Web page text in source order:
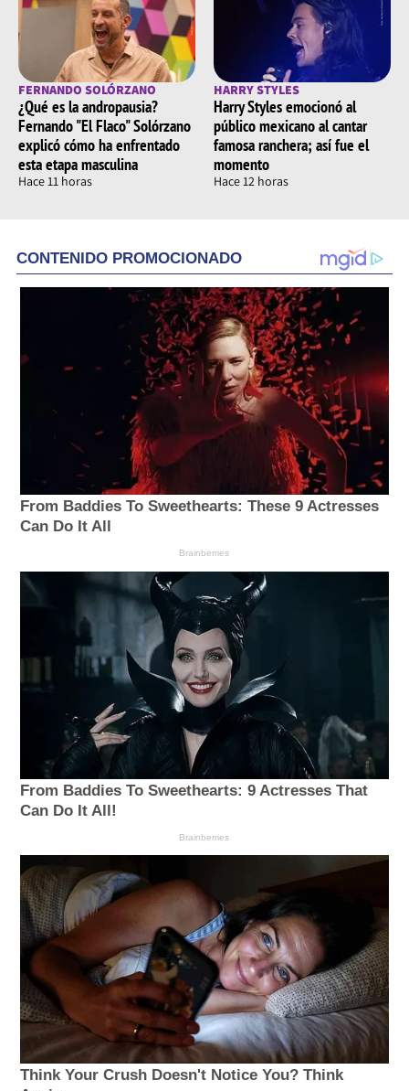
FERNANDO SOLÓRZANO
¿Qué es la andropausia?
Fernando "El Flaco" Solórzano
explicó cómo ha enfrentado
esta etapa masculina
Hace 11 horas
HARRY STYLES
Harry Styles emocionó al
público mexicano al cantar
famosa ranchera; así fue el
momento
Hace 12 horas